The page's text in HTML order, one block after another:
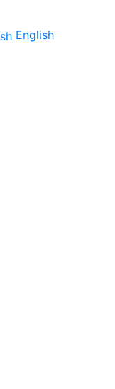
English